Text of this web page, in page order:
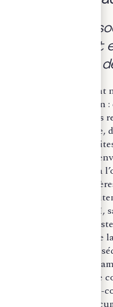
a. Protection
remplacement
indemnités de
La sortie du
plus-value de
recomposition de ses
Il convient, à ce titre,
les éventuelles
d’activité si elle est
indemnités versées à
fonctions. Ces
d’imposition des
80 duodecies du
forcée. L’enjeu
réussie sur le plan de
flux arbitrés, à un
à une baisse
disponibles ou à une
l’angle de
porter sur les effets